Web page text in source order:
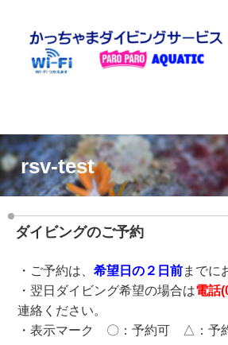
rsv-test
ダイビングのご予約
・ご予約は、希望日の２日前までに
・翌日ダイビング希望の場合は電話(
連絡ください。
・表示マーク 〇：予約可 △：予